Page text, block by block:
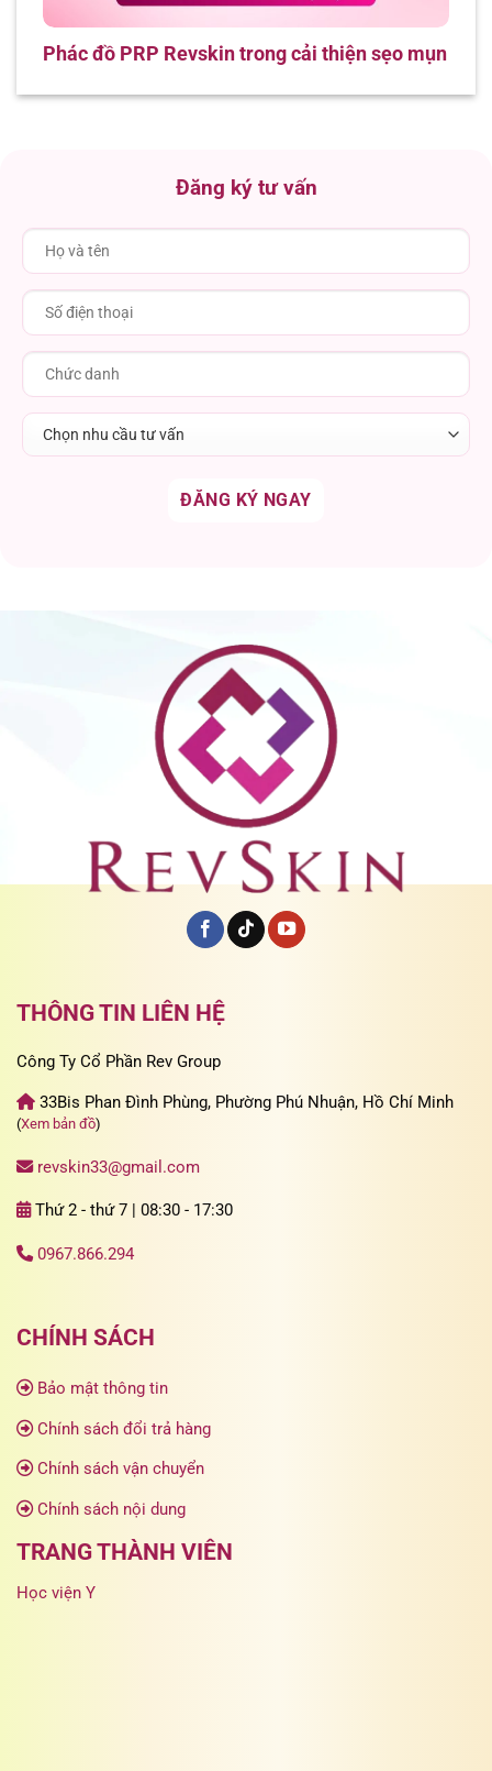
Phác đồ PRP Revskin trong cải thiện sẹo mụn
Đăng ký tư vấn
Chọn nhu cầu tư vấn
THÔNG TIN LIÊN HỆ
Công Ty Cổ Phần Rev Group
33Bis Phan Đình Phùng, Phường Phú Nhuận, Hồ Chí Minh
(Xem bản đồ)
revskin33@gmail.com
Thứ 2 - thứ 7 | 08:30 - 17:30
0967.866.294
CHÍNH SÁCH
Bảo mật thông tin
Chính sách đổi trả hàng
Chính sách vận chuyển
Chính sách nội dung
TRANG THÀNH VIÊN
Học viện Y